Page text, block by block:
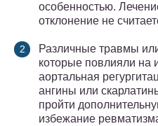
особенностью.
отклонение не
Различные травмы
которые повлияли на
аортальная
ангины или
пройти
избежание